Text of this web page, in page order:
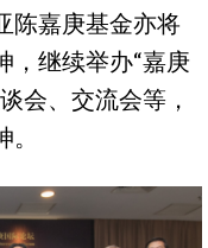
陈嘉庚基金亦将
，继续举办“嘉庚
会、交流会等，